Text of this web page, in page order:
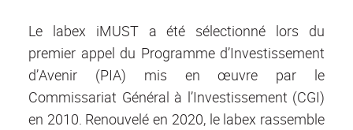
Le labex iMUST a été sélectionné lors du
premier appel du Programme d’Investissement
d’Avenir (PIA) mis en œuvre par le
Commissariat Général à l’Investissement (CGI)
en 2010. Renouvelé en 2020, le labex rassemble